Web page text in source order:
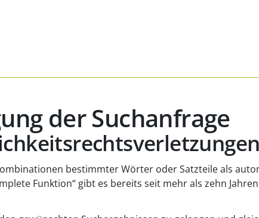
der Suchanfrage
bestimmter Wörter oder Satzteile als
Funktion“ gibt es bereits seit mehr als zehn